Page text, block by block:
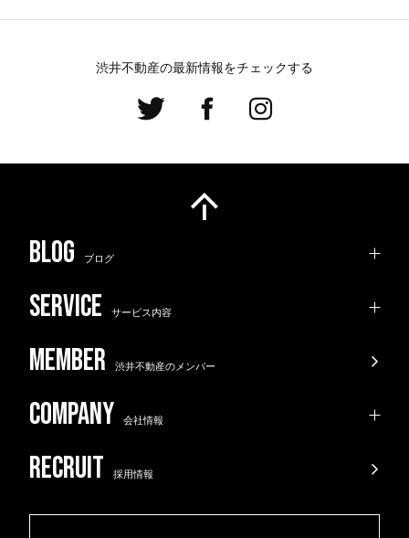
渋井不動産の最新情報をチェックする
ブログ
サービス内容
渋井不動産のメンバー
会社情報
採用情報